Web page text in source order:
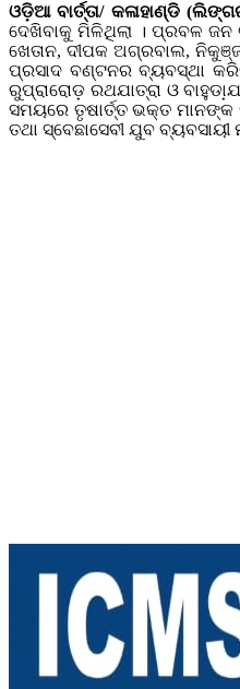
ଓଡ଼ିଆ ବାର୍ତ୍ତା/ କଳାହାଣ୍ଡି
ଦେଖିବାକୁ ମିଳିଥିଲା । ପ୍ରବଳ
ଖେତାନ, ଦୀପକ ଅଗ୍ରବାଲ,
ପ୍ରସାଦ ବଣ୍ଟନର ବ୍ୟବସ୍ଥା
ରୁପ୍ରାରୋଡ଼ ରଥଯାତ୍ରା ଓ
ସମୟରେ ତୃଷାର୍ତ୍ତ ଭକ୍ତ ମାନଙ୍କ
ତଥା ସ୍ବେଛାସେବୀ ଯୁବ